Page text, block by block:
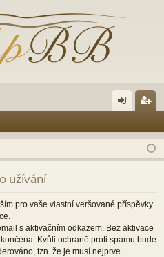
lá
sit
ist
ro
t
užívání
pro vaše vlastní veršované příspěvky
s aktivačním odkazem. Bez aktivace
Kvůli ochraně proti spamu bude
tzn. že je musí nejprve